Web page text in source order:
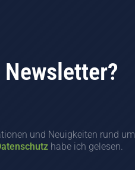
und Neuigkeiten rund um
habe ich gelesen.